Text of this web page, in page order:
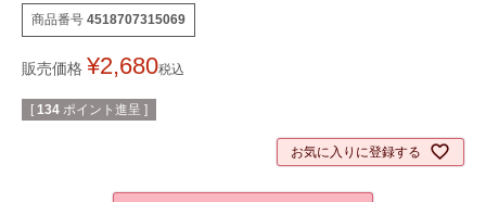
商品番号 4518707315069
販売価格 ¥2,680税込
[ 134 ポイント進呈 ]
お気に入りに登録する